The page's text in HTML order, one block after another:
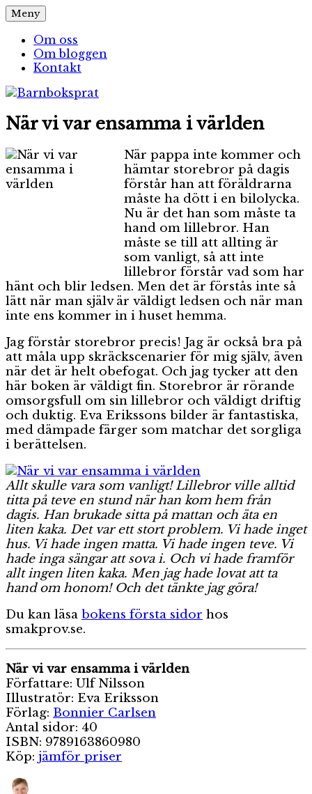
Hoppa
till
innehåll
Barnboksprat
– en blogg om barnböcker
Meny
Om oss
Om bloggen
Kontakt
När vi var ensamma i världen
När pappa inte kommer och
hämtar storebror på dagis
förstår han att föräldrarna
måste ha dött i en bilolycka.
Nu är det han som måste ta
hand om lillebror. Han
måste se till att allting är
som vanligt, så att inte
lillebror förstår vad som har
hänt och blir ledsen. Men det är förstås inte så
lätt när man själv är väldigt ledsen och när man
inte ens kommer in i huset hemma.
Jag förstår storebror precis! Jag är också bra på
att måla upp skräckscenarier för mig själv, även
när det är helt obefogat. Och jag tycker att den
här boken är väldigt fin. Storebror är rörande
omsorgsfull om sin lillebror och väldigt driftig
och duktig. Eva Erikssons bilder är fantastiska,
med dämpade färger som matchar det sorgliga
i berättelsen.
Allt skulle vara som vanligt! Lillebror ville alltid
titta på teve en stund när han kom hem från
dagis. Han brukade sitta på mattan och äta en
liten kaka. Det var ett stort problem. Vi hade inget
hus. Vi hade ingen matta. Vi hade ingen teve. Vi
hade inga sängar att sova i. Och vi hade framför
allt ingen liten kaka. Men jag hade lovat att ta
hand om honom! Och det tänkte jag göra!
Du kan läsa bokens första sidor hos
smakprov.se.
När vi var ensamma i världen
Författare: Ulf Nilsson
Illustratör: Eva Eriksson
Förlag: Bonnier Carlsen
Antal sidor: 40
ISBN: 9789163860980
Köp: jämför priser